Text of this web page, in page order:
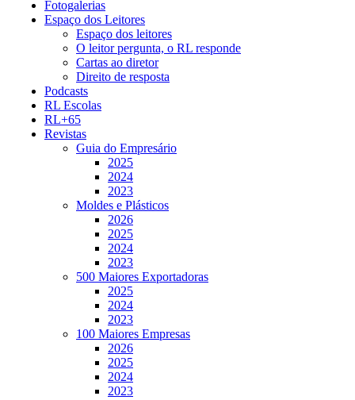
Fotogalerias
Espaço dos Leitores
Espaço dos leitores
O leitor pergunta, o RL responde
Cartas ao diretor
Direito de resposta
Podcasts
RL Escolas
RL+65
Revistas
Guia do Empresário
2025
2024
2023
Moldes e Plásticos
2026
2025
2024
2023
500 Maiores Exportadoras
2025
2024
2023
100 Maiores Empresas
2026
2025
2024
2023